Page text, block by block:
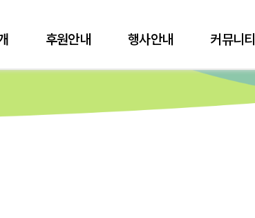
후원안내 행사안내 커뮤니티